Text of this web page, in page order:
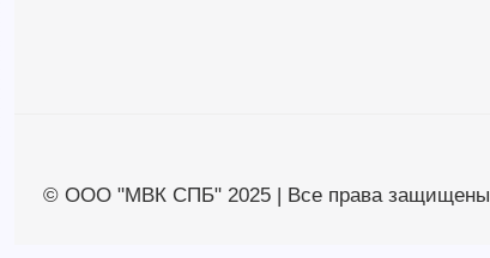
© ООО "МВК СПБ" 2025 | Все права защищены